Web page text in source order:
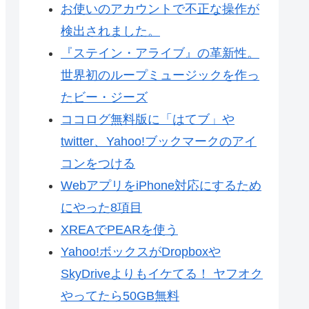
お使いのアカウントで不正な操作が
検出されました。
『ステイン・アライブ』の革新性。
世界初のループミュージックを作っ
たビー・ジーズ
ココログ無料版に「はてブ」や
twitter、Yahoo!ブックマークのアイ
コンをつける
WebアプリをiPhone対応にするため
にやった8項目
XREAでPEARを使う
Yahoo!ボックスがDropboxや
SkyDriveよりもイケてる！ ヤフオク
やってたら50GB無料